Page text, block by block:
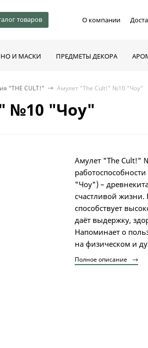
товаров О компании
И МАСКИ ПРЕДМЕТЫ ДЕКОРА
"THE CULT!" Амулет "The Cult!" №10 "Чоу"
№10 "Чоу"
Амулет "The Cult!"
"Чоу") –
счастливой
способствует
даёт выдержку,
Напоминает о
на физическом и
Полное описание